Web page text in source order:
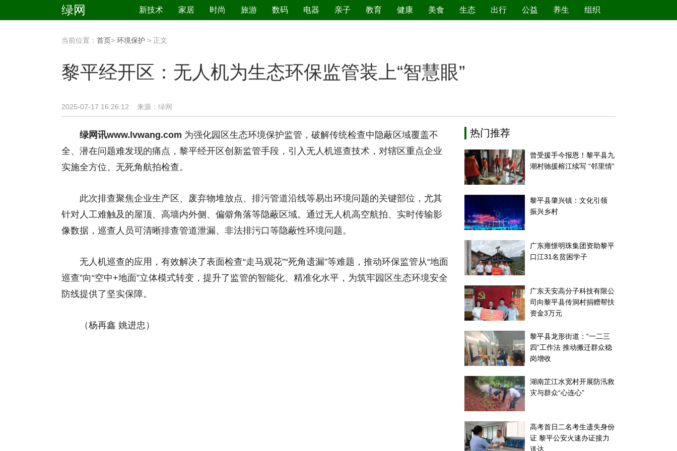
绿网 组织
养生
公益
出行
生态
美食
健康
教育
亲子
电器
数码
旅游
时尚
家居
新技术
当前位置： 首页> 环境保护 > 正文
黎平经开区：无人机为生态环保监管装上“智慧眼”
2025-07-17 16:26:12 来源： 绿网
绿网讯www.lvwang.com 为强化园区生态环境保护监管，破解传统检查中隐蔽区域覆盖不
全、潜在问题难发现的痛点，黎平经开区创新监管手段，引入无人机巡查技术，对辖区重点企业
实施全方位、无死角航拍检查。
此次排查聚焦企业生产区、废弃物堆放点、排污管道沿线等易出环境问题的关键部位，尤其
针对人工难触及的屋顶、高墙内外侧、偏僻角落等隐蔽区域。通过无人机高空航拍、实时传输影
像数据，巡查人员可清晰排查管道泄漏、非法排污口等隐蔽性环境问题。
无人机巡查的应用，有效解决了表面检查“走马观花”“死角遗漏”等难题，推动环保监管从“地面
巡查”向“空中+地面”立体模式转变，提升了监管的智能化、精准化水平，为筑牢园区生态环境安全
防线提供了坚实保障。
（杨再鑫 姚进忠）
热门推荐
曾受援手今报恩！黎平县九
潮村驰援榕江续写 “邻里情”
黎平县肇兴镇：文化引领
振兴乡村
广东雍憬明珠集团资助黎平
口江31名贫困学子
广东天安高分子科技有限公
司向黎平县传洞村捐赠帮扶
资金3万元
黎平县龙形街道：“一二三
四”工作法 推动搬迁群众稳
岗增收
湖南芷江水宽村开展防汛救
灾与群众“心连心”
高考首日二名考生遗失身份
证 黎平公安火速办证接力
送达